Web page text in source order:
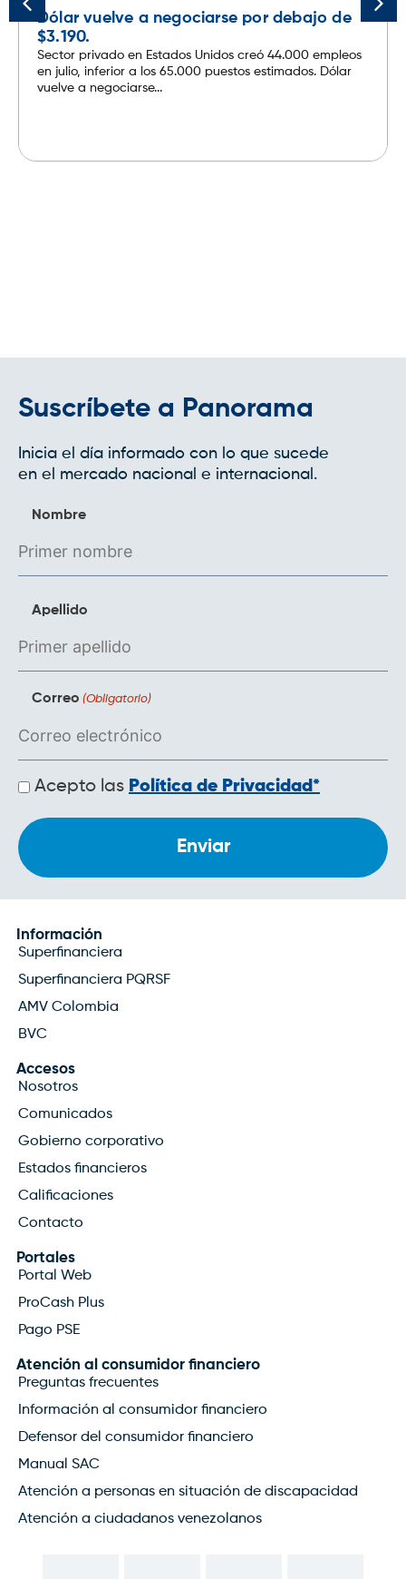
Dólar vuelve a negociarse por debajo de
$3.190.
Sector privado en Estados Unidos creó 44.000 empleos
en julio, inferior a los 65.000 puestos estimados. Dólar
vuelve a negociarse...
Suscríbete a Panorama
Inicia el día informado con lo que sucede
en el mercado nacional e internacional.
Nombre
Apellido
Correo (Obligatorio)
Políticas
de
Acepto las Política de Privacidad*
Información
Superfinanciera
Superfinanciera PQRSF
AMV Colombia
BVC
Accesos
Nosotros
Comunicados
Gobierno corporativo
Estados financieros
Calificaciones
Contacto
Portales
Portal Web
ProCash Plus
Pago PSE
Atención al consumidor financiero
Preguntas frecuentes
Información al consumidor financiero
Defensor del consumidor financiero
Manual SAC
Atención a personas en situación de discapacidad
Atención a ciudadanos venezolanos